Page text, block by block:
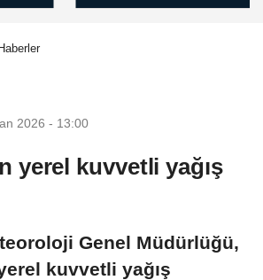
2026 - 13:00
yerel kuvvetli yağış
Genel Müdürlüğü,
kuvvetli yağış